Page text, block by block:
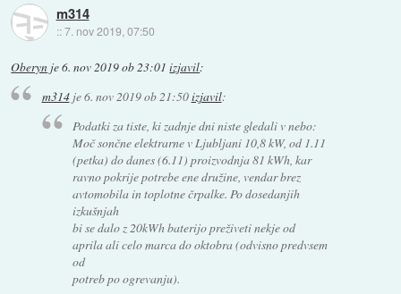
m314
::7. nov 2019, 07:50
Oberyn je6. nov 2019 ob 23:01 izjavil:
m314je6. nov 2019 ob 21:50izjavil:
Podatki za tiste, ki zadnje dni niste gledali v nebo:
Moč sončne elektrarne v Ljubljani 10,8 kW, od 1.11
(petka) do danes (6.11) proizvodnja 81 kWh, kar
ravno pokrije potrebe ene družine, vendar brez
avtomobila in toplotne črpalke. Po dosedanjih
izkušnjah
bi se dalo z 20kWh baterijo preživeti nekje od
aprila ali celo marca do oktobra (odvisno predvsem
od
potreb po ogrevanju).